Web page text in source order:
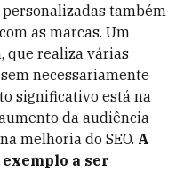
também
as marcas. Um
que realiza várias
necessariamente
significativo está na
da audiência
melhoria do SEO. A
a ser